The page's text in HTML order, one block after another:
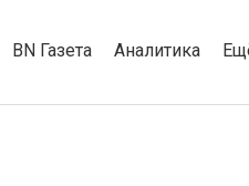
BN Газета Аналитика